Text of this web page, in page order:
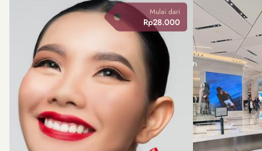
Mulai dari
Rp28.000